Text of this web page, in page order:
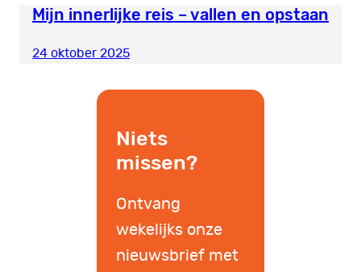
Mijn innerlijke reis – vallen en opstaan
24 oktober 2025
Niets
missen?
Ontvang
wekelijks onze
nieuwsbrief met